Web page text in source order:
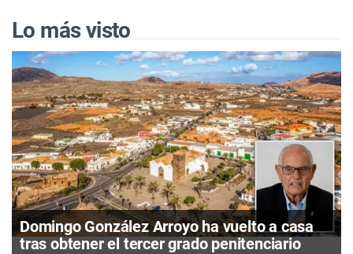
Lo más visto
Domingo González Arroyo ha vuelto a casa
tras obtener el tercer grado penitenciario